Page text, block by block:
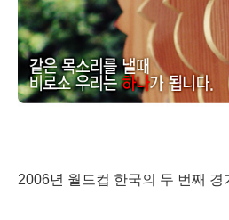
2006년 월드컵 한국의 두 번째 경